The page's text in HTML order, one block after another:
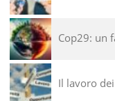
Cop29: un
Il lavoro